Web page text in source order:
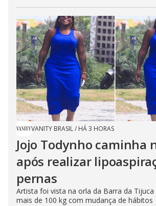
VANITY BRASIL/ HÁ 3 HORAS
Jojo Todynho caminha
após realizar
pernas
Artista foi vista na orla da Barra da
mais de 100 kg com mudança de hábitos